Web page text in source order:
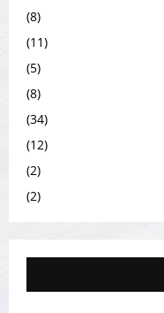
(8)
(11)
(5)
(8)
(34)
(12)
(2)
(2)